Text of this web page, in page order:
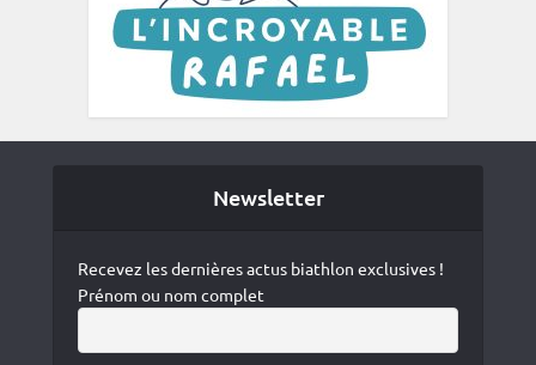
Newsletter
Recevez les dernières actus biathlon exclusives !
Prénom ou nom complet